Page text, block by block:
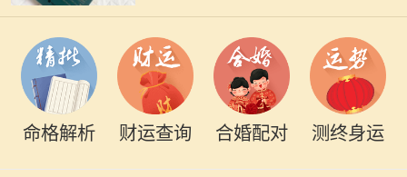
命格解析 财运查询 合婚配对 测终身运